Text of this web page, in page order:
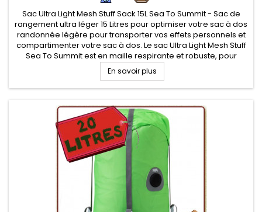
Sac Ultra Light Mesh Stuff Sack 15L Sea To Summit - Sac de
rangement ultra léger 15 Litres pour optimiser votre sac à dos
randonnée légère pour transporter vos effets personnels et
compartimenter votre sac à dos. Le sac Ultra Light Mesh Stuff
Sea To Summit est en maille respirante et robuste, pour
ranger du matériel humide ou devant respirer
En savoir plus